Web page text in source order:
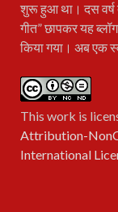
शुरू हुआ था। दस वर्ष
गीत” छापकर यह
किया गया। अब एक
This work is
Attribution-
International